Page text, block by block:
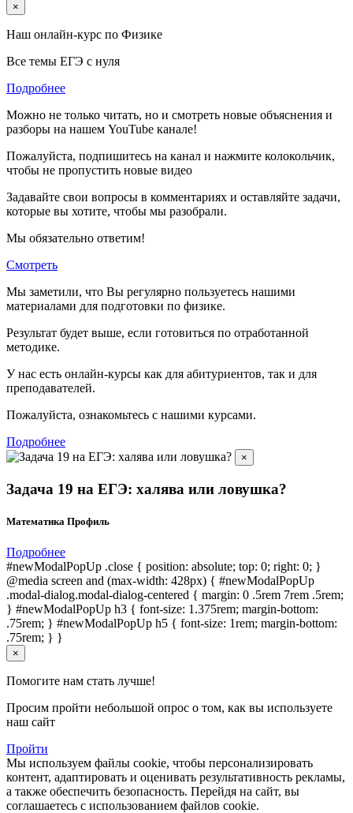
×
Наш онлайн-курс по Физике
Все темы ЕГЭ с нуля
Подробнее
Можно не только читать, но и смотреть новые объяснения и
разборы на нашем YouTube канале!
Пожалуйста, подпишитесь на канал и нажмите колокольчик,
чтобы не пропустить новые видео
Задавайте свои вопросы в комментариях и оставляйте задачи,
которые вы хотите, чтобы мы разобрали.
Мы обязательно ответим!
Смотреть
Мы заметили, что Вы регулярно пользуетесь нашими
материалами для подготовки по физике.
Результат будет выше, если готовиться по отработанной
методике.
У нас есть онлайн-курсы как для абитуриентов, так и для
преподавателей.
Пожалуйста, ознакомьтесь с нашими курсами.
Подробнее
×
Задача 19 на ЕГЭ: халява или ловушка?
Математика Профиль
Подробнее
#newModalPopUp .close { position: absolute; top: 0; right: 0; }
@media screen and (max-width: 428px) { #newModalPopUp
.modal-dialog.modal-dialog-centered { margin: 0 .5rem 7rem .5rem;
} #newModalPopUp h3 { font-size: 1.375rem; margin-bottom:
.75rem; } #newModalPopUp h5 { font-size: 1rem; margin-bottom:
.75rem; } }
×
Помогите нам стать лучше!
Просим пройти небольшой опрос о том, как вы используете
наш сайт
Пройти
Мы используем файлы cookie, чтобы персонализировать
контент, адаптировать и оценивать результативность рекламы,
а также обеспечить безопасность. Перейдя на сайт, вы
соглашаетесь с использованием файлов cookie.